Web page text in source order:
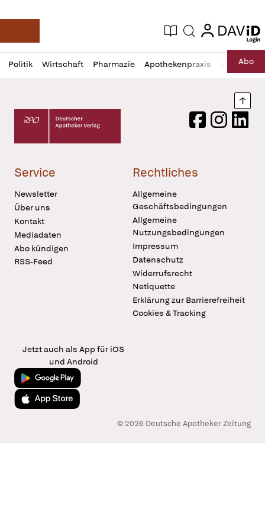
Deutsche Apotheker Zeitung
Aktuelle Ausgabe
Suche login
login
Politik Wirtschaft Pharmazie Apothekenpraxis RechtAbo
Profil
öffnen
Daz
Pur
Deutscher Apotheker Verlag Logo
FacebookInstagram
Service
Newsletter
Über uns
Kontakt
Mediadaten
Abo kündigen
RSS-Feed
Rechtliches
Allgemeine
Geschäftsbedingungen
Allgemeine
Nutzungsbedingungen
Impressum
Datenschutz
Widerrufsrecht
Netiquette
Erklärung zur Barrierefreiheit
Cookies & Tracking
Jetzt auch als App für iOS
und Android
Jetzt bei Google Play
Laden im App Store
© 2026 Deutsche Apotheker Zeitung